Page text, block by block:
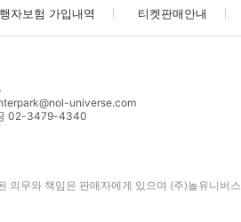
자보험 가입내역 티켓판매안내
universe.com
02-3479-4340
의무와 책임은 판매자에게 있으며 (주)놀유니버스